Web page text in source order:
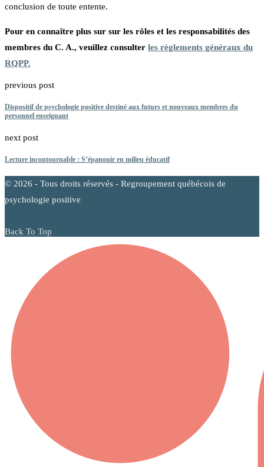
conclusion de toute entente.
Pour en connaître plus sur sur les rôles et les responsabilités des
membres du C. A., veuillez consulter les règlements généraux du
RQPP.
previous post
Dispositif de psychologie positive destiné aux futurs et nouveaux membres du
personnel enseignant
next post
Lecture incontournable : S’épanouir en milieu éducatif
© 2026 - Tous droits réservés - Regroupement québécois de
psychologie positive
Back To Top